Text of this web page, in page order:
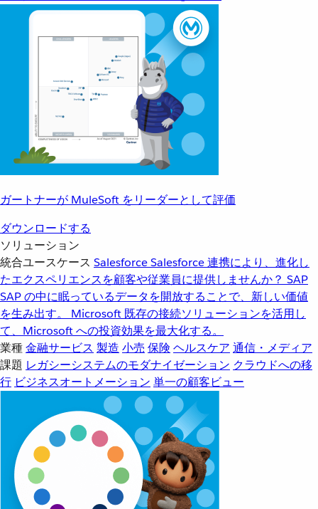
ガートナーが MuleSoft をリーダーとして評価
ダウンロードする
ソリューション
統合ユースケース SalesforceSalesforce 連携により、進化し
たエクスペリエンスを顧客や従業員に提供しませんか？ SAP
SAP の中に眠っているデータを開放することで、新しい価値
を生み出す。
Microsoft 既存の接続ソリューションを活用し
て、Microsoft への投資効果を最大化する。
業種金融サービス 製造 小売 保険 ヘルスケア 通信・メディア
課題 レガシーシステムのモダナイゼーション クラウドへの移
行 ビジネスオートメーション 単一の顧客ビュー